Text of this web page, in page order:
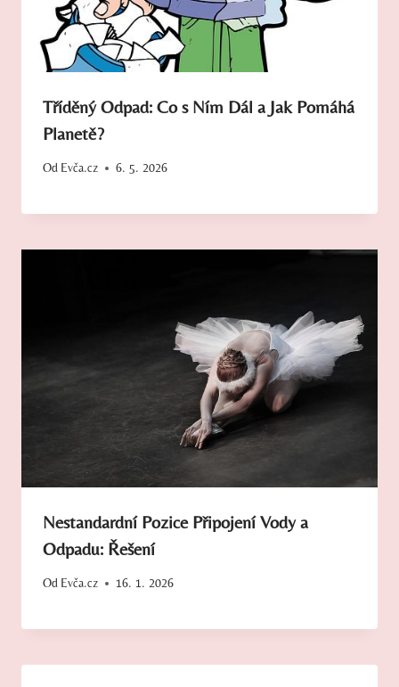
Tříděný Odpad: Co s Ním Dál a Jak Pomáhá
Planetě?
Od Evča.cz 6. 5. 2026
Nestandardní Pozice Připojení Vody a
Odpadu: Řešení
Od Evča.cz 16. 1. 2026